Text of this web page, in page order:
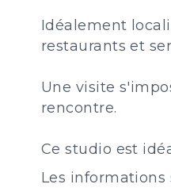
Idéalement
restaurants et
Une visite
rencontre.
Ce studio est
Les informations